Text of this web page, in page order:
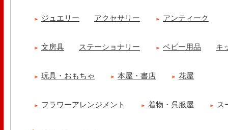
ジュエリー アクセサリー アンティーク
文房具 ステーショナリー ベビー用品 キ
玩具・おもちゃ 本屋・書店 花屋
フラワーアレンジメント 着物・呉服屋 ス